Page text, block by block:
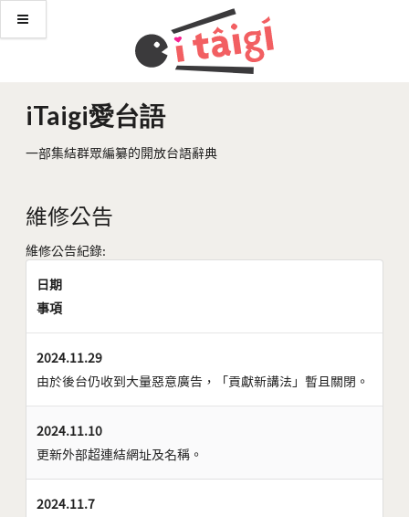
iTaigi愛台語
一部集結群眾編纂的開放台語辭典
維修公告
維修公告紀錄:
日期
事項
2024.11.29
由於後台仍收到大量惡意廣告，「貢獻新講法」暫且關閉。
2024.11.10
更新外部超連結網址及名稱。
2024.11.7